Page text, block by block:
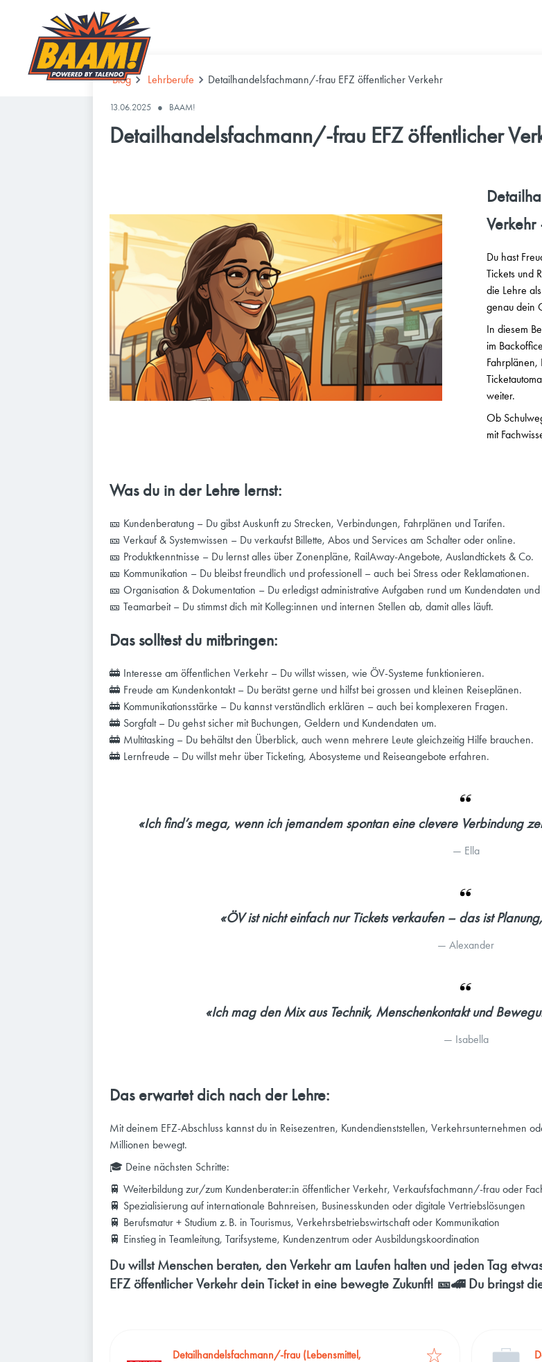
Blog Lehrberufe Detailhandelsfachmann/-frau EFZ öffentlicher Verkehr
13.06.2025 ● BAAM!
Detailhandelsfachmann/-frau EFZ öffentlicher
Du hast
Tickets und
die Lehre
genau dein
In diesem
im
Fahrplänen,
weiter.
Ob
mit
Was du in der Lehre lernst:
🎫 Kundenberatung – Du gibst Auskunft zu Strecken, Verbindungen, Fahrplänen und Tarifen.
🎫 Verkauf & Systemwissen – Du verkaufst Billette, Abos und Services am Schalter oder online.
🎫 Produktkenntnisse – Du lernst alles über Zonenpläne, RailAway-Angebote, Auslandtickets & Co.
🎫 Kommunikation – Du bleibst freundlich und professionell – auch bei Stress oder Reklamationen.
🎫 Organisation & Dokumentation – Du erledigst administrative Aufgaben rund um Kundendaten und
🎫 Teamarbeit – Du stimmst dich mit Kolleg:innen und internen Stellen ab, damit alles läuft.
Das solltest du mitbringen:
🚋 Interesse am öffentlichen Verkehr – Du willst wissen, wie ÖV-Systeme funktionieren.
🚋 Freude am Kundenkontakt – Du berätst gerne und hilfst bei grossen und kleinen Reiseplänen.
🚋 Kommunikationsstärke – Du kannst verständlich erklären – auch bei komplexeren Fragen.
🚋 Sorgfalt – Du gehst sicher mit Buchungen, Geldern und Kundendaten um.
🚋 Multitasking – Du behältst den Überblick, auch wenn mehrere Leute gleichzeitig Hilfe brauchen.
🚋 Lernfreude – Du willst mehr über Ticketing, Abosysteme und Reiseangebote erfahren.
«Ich find’s mega, wenn ich jemandem spontan eine clevere Verbindung
— Ella
«ÖV ist nicht einfach nur Tickets verkaufen – das ist
— Alexander
«Ich mag den Mix aus Technik, Menschenkontakt und
— Isabella
Das erwartet dich nach der Lehre:
Mit deinem EFZ-Abschluss kannst du in Reisezentren, Kundendienststellen, Verkehrsunternehmen
Millionen bewegt.
🎓 Deine nächsten Schritte:
🚆 Weiterbildung zur/zum Kundenberater:in öffentlicher Verkehr, Verkaufsfachmann/-frau oder
🚆 Spezialisierung auf internationale Bahnreisen, Businesskunden oder digitale Vertriebslösungen
🚆 Berufsmatur + Studium z. B. in Tourismus, Verkehrsbetriebswirtschaft oder Kommunikation
🚆 Einstieg in Teamleitung, Tarifsysteme, Kundenzentrum oder Ausbildungskoordination
Du willst Menschen beraten, den Verkehr am Laufen halten und jeden Tag
EFZ öffentlicher Verkehr dein Ticket in eine bewegte Zukunft! 🎫🚄 Du bringst
Detailhandelsfachmann/-frau (Lebensmittel,